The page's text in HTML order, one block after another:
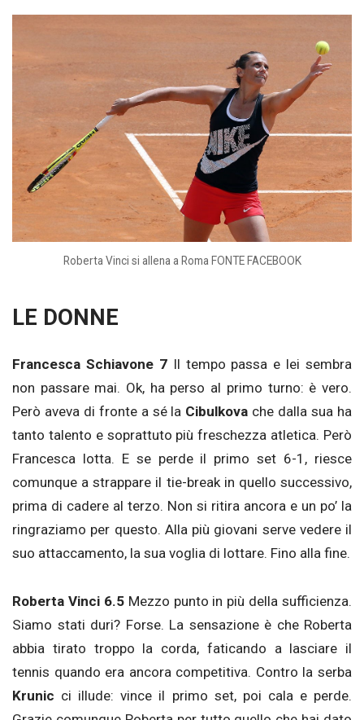
Roberta Vinci si allena a Roma FONTE FACEBOOK
LE DONNE
Francesca Schiavone 7 Il tempo passa e lei sembra
non passare mai. Ok, ha perso al primo turno: è vero.
Però aveva di fronte a sé la Cibulkova che dalla sua ha
tanto talento e soprattuto più freschezza atletica. Però
Francesca lotta. E se perde il primo set 6-1, riesce
comunque a strappare il tie-break in quello successivo,
prima di cadere al terzo. Non si ritira ancora e un po’ la
ringraziamo per questo. Alla più giovani serve vedere il
suo attaccamento, la sua voglia di lottare. Fino alla fine.
Roberta Vinci 6.5Mezzo punto in più della sufficienza.
Siamo stati duri? Forse. La sensazione è che Roberta
abbia tirato troppo la corda, faticando a lasciare il
tennis quando era ancora competitiva. Contro la serba
Krunic ci illude: vince il primo set, poi cala e perde.